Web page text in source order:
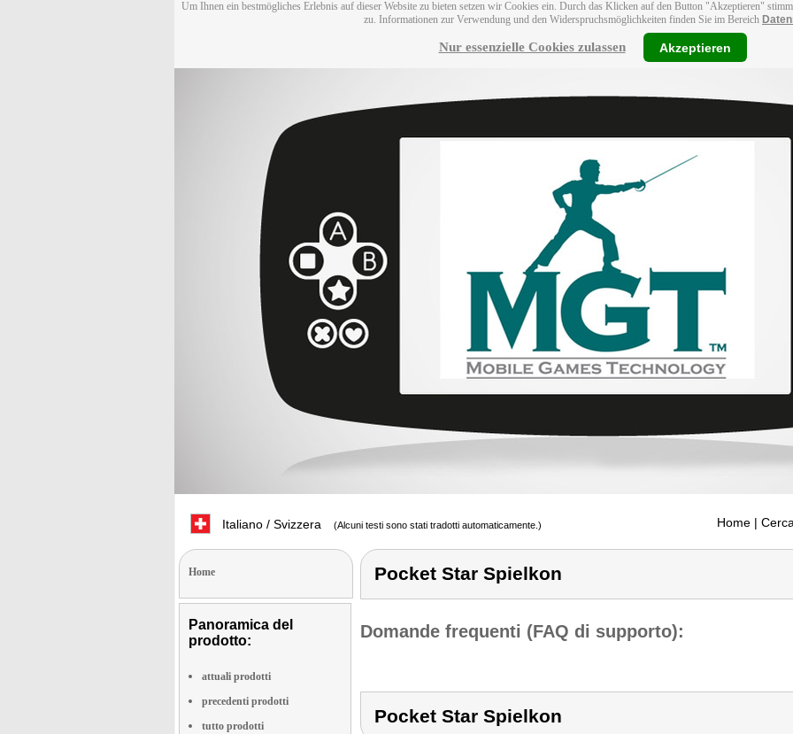
Um Ihnen ein bestmögliches Erlebnis auf dieser Website zu bieten setzen wir Cookies ein. Durch das Klicken auf den Button "Akzeptieren"
zu. Informationen zur Verwendung und den Widerspruchsmöglichkeiten finden Sie im Bereich
Nur essenzielle Cookies zulassen Akzeptieren
Italiano / Svizzera (Alcuni testi sono stati tradotti automaticamente.) Home |
Home
Panoramica del
prodotto:
attuali prodotti
precedenti prodotti
tutto prodotti
Pocket Star Spielkon
Domande frequenti (FAQ di supporto):
Pocket Star Spielkon